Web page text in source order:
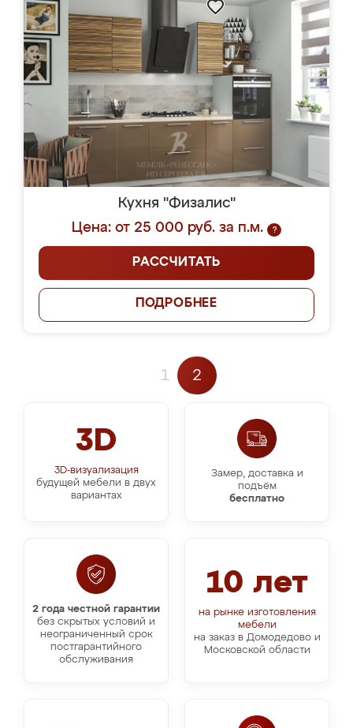
Кухня "Физалис"
Цена: от 25 000 руб. за п.м.
?
РАССЧИТАТЬ
ПОДРОБНЕЕ
1 2
3D
3D-визуализация
будущей мебели в двух
вариантах
Замер, доставка и
подъём
бесплатно
10 лет
на рынке изготовления
мебели
на заказ в Домодедово и
Московской области
2 года честной гарантии
без скрытых условий и
неограниченный срок
постгарантийного
обслуживания